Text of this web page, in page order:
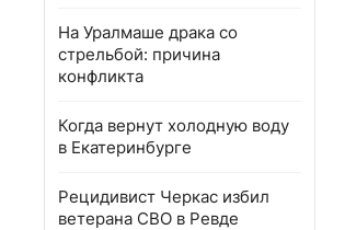
На Уралмаше драка со
стрельбой: причина
конфликта
Когда вернут холодную воду
в Екатеринбурге
Рецидивист Черкас избил
ветерана СВО в Ревде